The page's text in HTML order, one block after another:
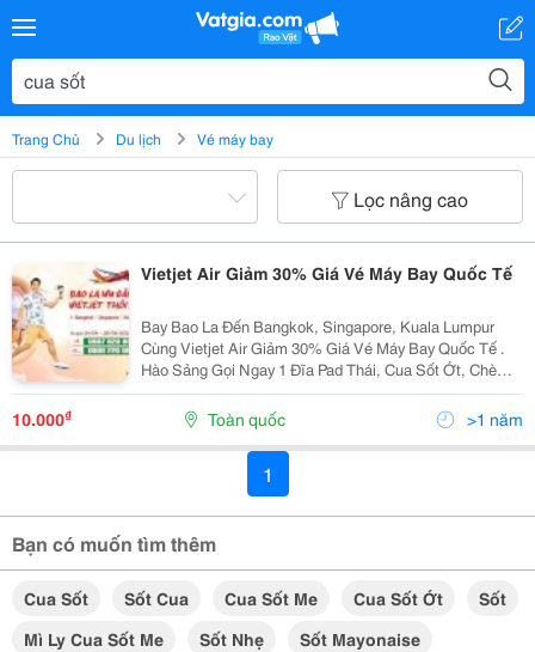
Trang Chủ Du lịch Vé máy bay
Lọc nâng cao
Vietjet Air Giảm 30% Giá Vé Máy Bay Quốc Tế
Bay Bao La Đến Bangkok, Singapore, Kuala Lumpur
Cùng Vietjet Air Giảm 30% Giá Vé Máy Bay Quốc Tế .
Hào Sảng Gọi Ngay 1 Đĩa Pad Thái, Cua Sốt Ớt, Chè
Xoài, Kem Dừa, Và 1 Ly Bạc Xỉu Up Xỉu Down Vì Vietjet
Lại Bao La Ưu Đãi Cả Nhà Ơi! Săn Vé Khuyến Mãi...
10.000₫ Toàn quốc >1 năm
1
Bạn có muốn tìm thêm
Cua Sốt Sốt Cua Cua Sốt Me Cua Sốt Ớt
Sốt
Mì Ly Cua Sốt Me
Sốt Nhẹ
Sốt Mayonaise